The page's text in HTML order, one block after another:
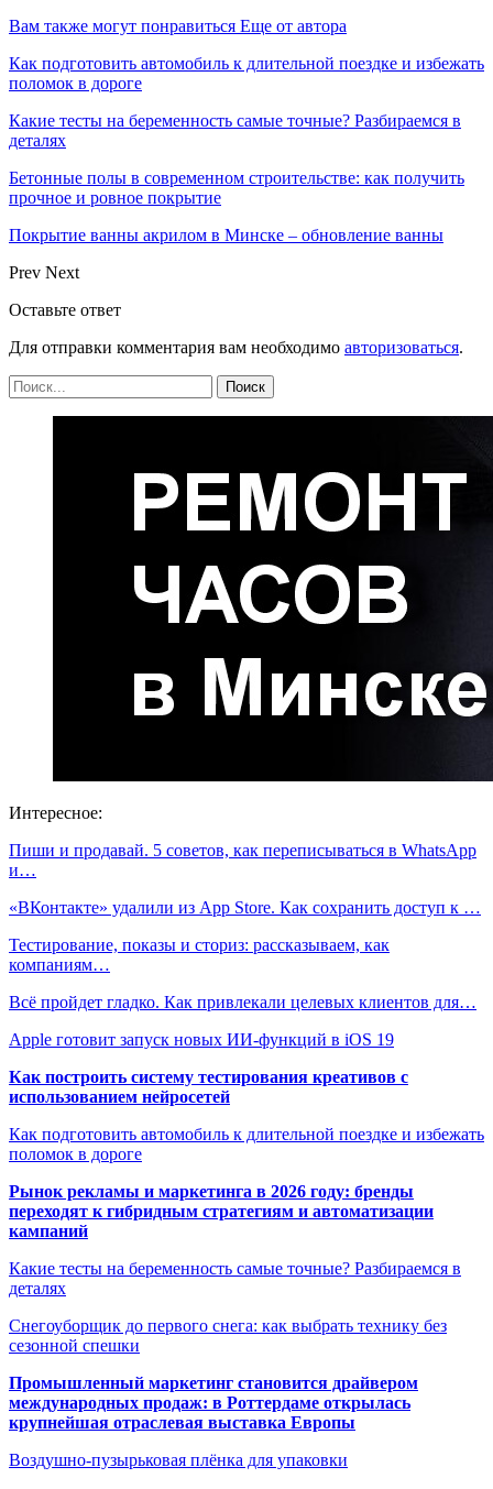
Вам также могут понравиться Еще от автора
Как подготовить автомобиль к длительной поездке и избежать
поломок в дороге
Какие тесты на беременность самые точные? Разбираемся в
деталях
Бетонные полы в современном строительстве: как получить
прочное и ровное покрытие
Покрытие ванны акрилом в Минске – обновление ванны
Prev Next
Оставьте ответ
Для отправки комментария вам необходимо авторизоваться.
Интересное:
Пиши и продавай. 5 советов, как переписываться в WhatsApp
и…
«ВКонтакте» удалили из App Store. Как сохранить доступ к …
Тестирование, показы и сториз: рассказываем, как
компаниям…
Всё пройдет гладко. Как привлекали целевых клиентов для…
Apple готовит запуск новых ИИ-функций в iOS 19
Как построить систему тестирования креативов с
использованием нейросетей
Как подготовить автомобиль к длительной поездке и избежать
поломок в дороге
Рынок рекламы и маркетинга в 2026 году: бренды
переходят к гибридным стратегиям и автоматизации
кампаний
Какие тесты на беременность самые точные? Разбираемся в
деталях
Снегоуборщик до первого снега: как выбрать технику без
сезонной спешки
Промышленный маркетинг становится драйвером
международных продаж: в Роттердаме открылась
крупнейшая отраслевая выставка Европы
Воздушно-пузырьковая плёнка для упаковки